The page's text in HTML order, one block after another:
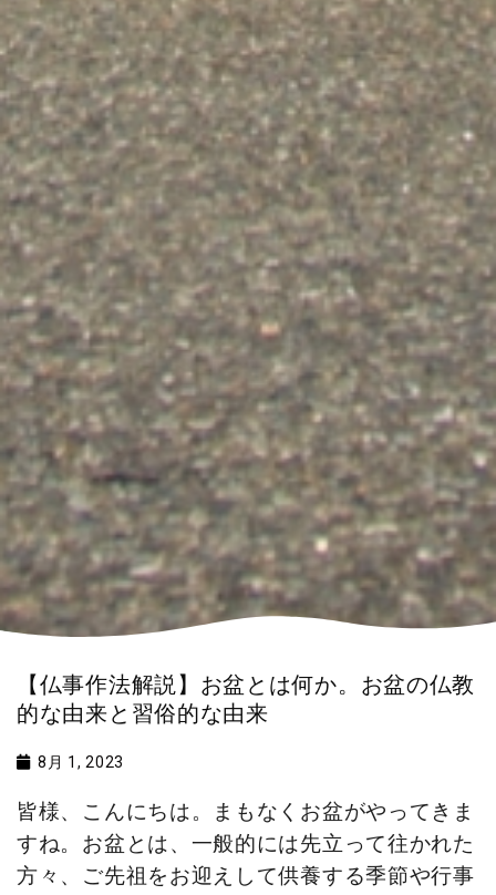
【仏事作法解説】お盆とは何か。お盆の仏教
的な由来と習俗的な由来
8月 1, 2023
皆様、こんにちは。まもなくお盆がやってきま
すね。お盆とは、一般的には先立って往かれた
方々、ご先祖をお迎えして供養する季節や行事